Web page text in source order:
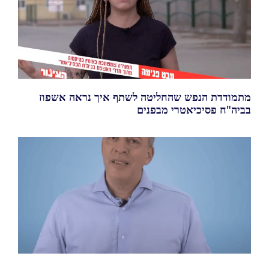
מתמודדת הנפש שהחליטה לשתף איך נראה אשפוז
בביה"ח פסיכיאטרי מבפנים